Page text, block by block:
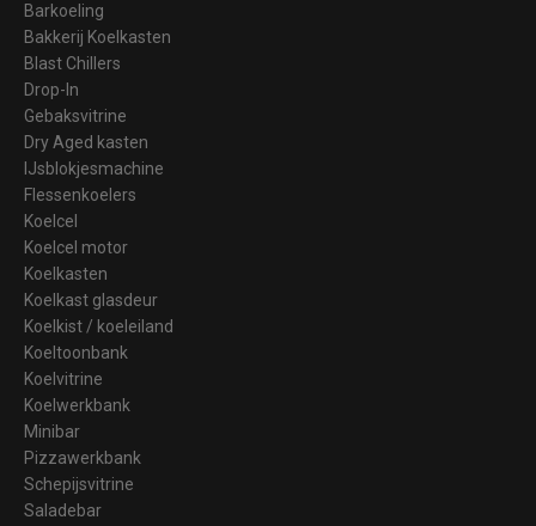
Barkoeling
Bakkerij Koelkasten
Blast Chillers
Drop-In
Gebaksvitrine
Dry Aged kasten
IJsblokjesmachine
Flessenkoelers
Koelcel
Koelcel motor
Koelkasten
Koelkast glasdeur
Koelkist / koeleiland
Koeltoonbank
Koelvitrine
Koelwerkbank
Minibar
Pizzawerkbank
Schepijsvitrine
Saladebar